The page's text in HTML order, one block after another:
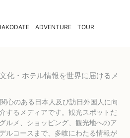
ADVENTURE TOUR
化・ホテル情報を世界に届けるメ
心のある日本人及び訪日外国人に向
するメディアです。観光スポットだ
ルメ、ショッピング、観光地へのア
ルコースまで、多岐にわたる情報が